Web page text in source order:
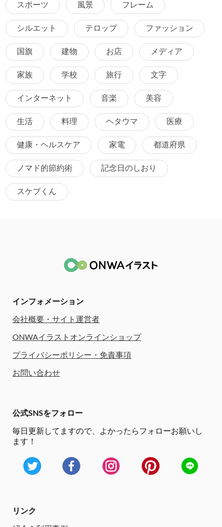
スポーツ 風景 フレーム
シルエット テロップ ファッション
国旗 建物 お店 メディア
家族 学校 旅行 文字
インターネット 音楽 美容
生活 料理 ヘタウマ 医療
健康・ヘルスケア 家電 都道府県
ノマド的節約術 記念日のしおり
スケブくん
インフォメーション
会社概要・サイト運営者
ONWAイラストオンラインショップ
プライバシーポリシー・免責事項
お問い合わせ
公式SNSをフォロー
毎日更新してますので、
よかったらフォローお願いし
ます！
リンク